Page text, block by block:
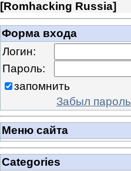
[Romhacking Russia]
Форма входа
Логин:
Пароль:
запомнить
Забыл пароль
Меню сайта
Categories